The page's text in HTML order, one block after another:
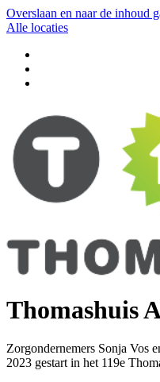
Overslaan en naar de inhoud
Alle locaties
Thomashuis
Zorgondernemers Sonja Vos
2023 gestart in het 119e